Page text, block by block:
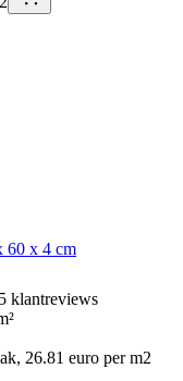
60 x 4 cm
klantreviews
26.81 euro per m2